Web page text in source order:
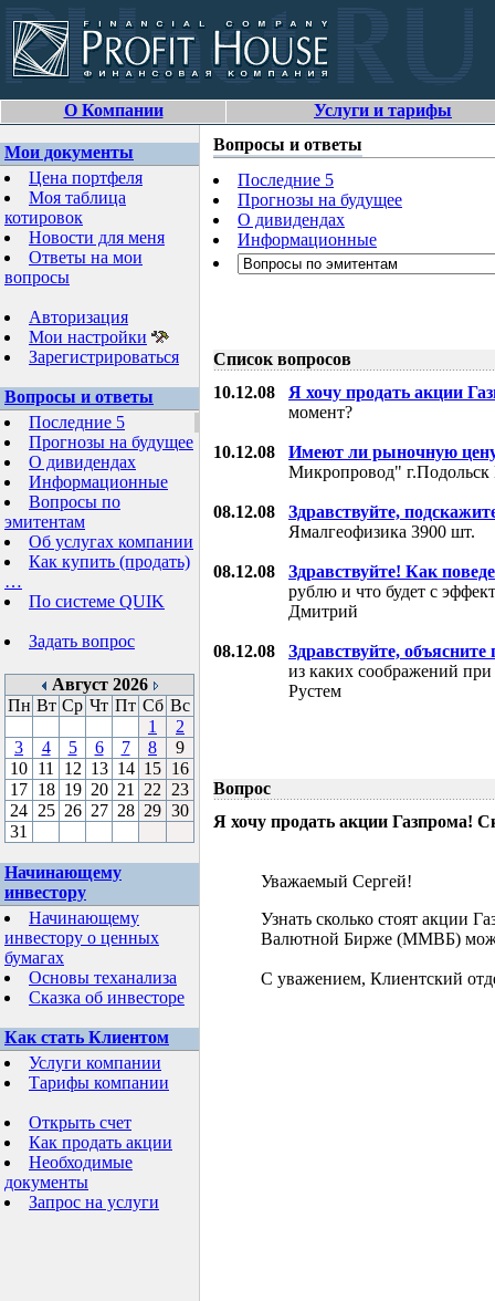
О Компании Услуги и тарифы
Мои документы
Цена портфеля
Моя таблица
котировок
Новости для меня
Ответы на мои
вопросы
Авторизация
Мои настройки
Зарегистрироваться
Вопросы и ответы
Последние 5
Прогнозы на будущее
О дивидендах
Информационные
Вопросы по
эмитентам
Об услугах компании
Как купить (продать)
…
По системе QUIK
Задать вопрос
Август 2026
Пн Вт Ср Чт Пт Сб Вс
1
2
3
4 5 6 7 8
9
10 11 12 13 14 15 16
17 18 19 20 21 22
23
24 25 26 27 28 29 30
31
Начинающему
инвестору
Начинающему
инвестору о ценных
бумагах
Основы теханализа
Сказка об инвесторе
Как стать Клиентом
Услуги компании
Тарифы компании
Открыть счет
Как продать акции
Необходимые
документы
Запрос на услуги
Вопросы и ответы
Последние 5
Прогнозы на будущее
О дивидендах
Информационные
Список вопросов
10.12.08 Я хочу продать акции
момент?
10.12.08
Имеют ли рыночную
Микропровод"
08.12.08
Здравствуйте,
Ямалгеофизика 3900 шт.
08.12.08
Здравствуйте! Как
рублю и что будет с
Дмитрий
08.12.08
Здравствуйте, объясните
из каких соображений
Рустем
Вопрос
Я хочу продать акции Газпрома!
Уважаемый Сергей!
Узнать сколько стоят акции
Валютной Бирже (ММВБ)
С уважением, Клиентский